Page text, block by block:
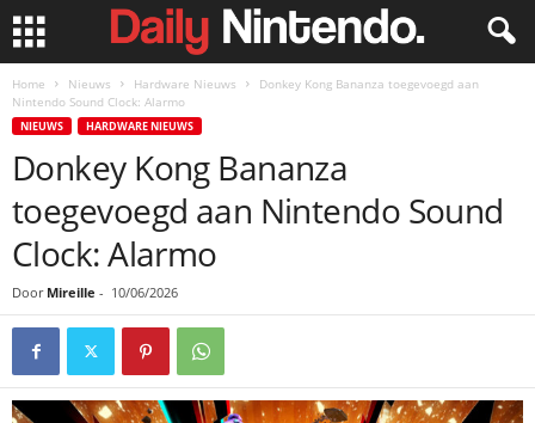
Home Nieuws Hardware Nieuws
Donkey Kong Bananza toegevoegd aan
Nintendo Sound Clock: Alarmo
NIEUWS HARDWARE NIEUWS
Donkey Kong Bananza
toegevoegd aan Nintendo Sound
Clock: Alarmo
Door Mireille - 10/06/2026